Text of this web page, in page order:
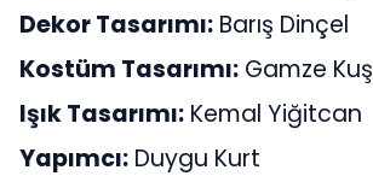
Dekor Tasarımı: Barış Dinçel
Kostüm Tasarımı: Gamze Kuş
Işık Tasarımı: Kemal Yiğitcan
Yapımcı: Duygu Kurt